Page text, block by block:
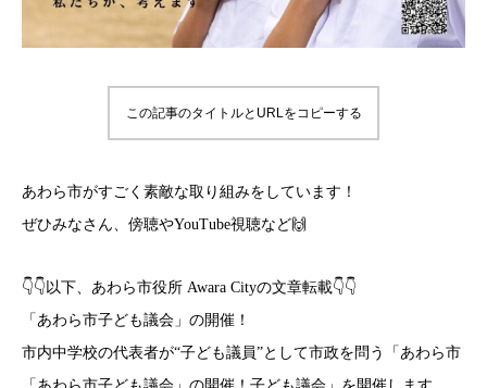
この記事のタイトルとURLをコピーする
あわら市がすごく素敵な取り組みをしています！
ぜひみなさん、傍聴やYouTube視聴など🙌
👇️👇️以下、あわら市役所 Awara Cityの文章転載👇️👇️
「あわら市子ども議会」の開催！
市内中学校の代表者が“子ども議員”として市政を問う「あわら市